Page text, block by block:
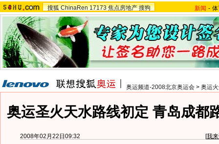
搜狐 ChinaRen 17173 焦点房地产 搜狗 新闻 -
奥运频道-2008北京奥运会 > 奥运
奥运圣火天水路线初定 青岛成都
2008年02月22日09:32 [我